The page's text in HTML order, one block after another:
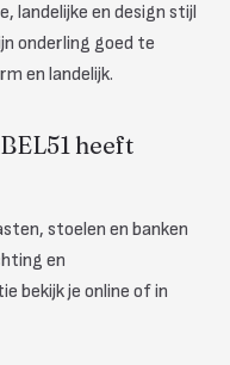
landelijke en design stijl
onderling goed te
en landelijk.
heeft
stoelen en banken
en
bekijk je online of in